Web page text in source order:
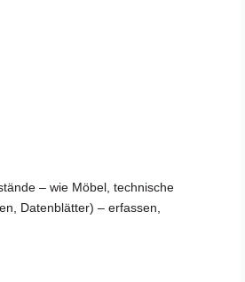
– wie Möbel, technische
Datenblätter) – erfassen,